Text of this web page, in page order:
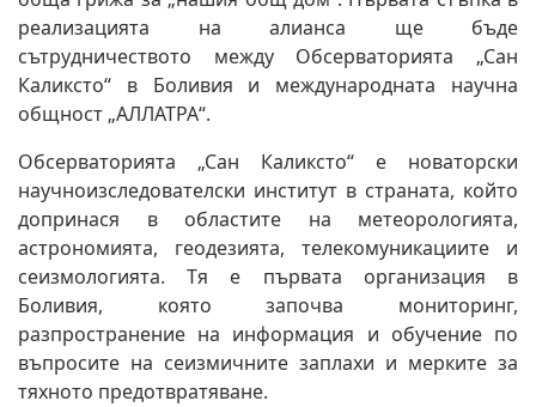
реализацията на алианса ще бъде
сътрудничеството между Обсерваторията „Сан
Каликсто“ в Боливия и международната научна
общност „АЛЛАТРА“.
Обсерваторията „Сан Каликсто“ е новаторски
научноизследователски институт в страната, който
допринася в областите на метеорологията,
астрономията, геодезията, телекомуникациите и
сеизмологията. Тя е първата организация в
Боливия, която започва мониторинг,
разпространение на информация и обучение по
въпросите на сеизмичните заплахи и мерките за
тяхното предотвратяване.